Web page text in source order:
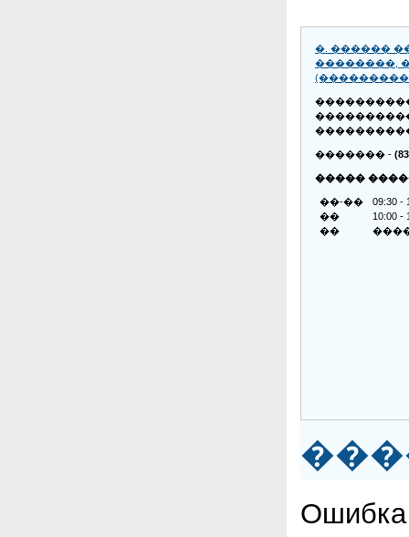
�. ������
��������, �.
������� -
�����
��-��
09:30 -
��
10:00 -
��
Ошибка